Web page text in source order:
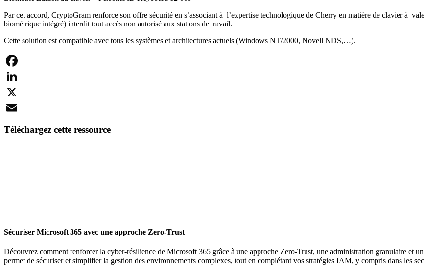
Par cet accord, CryptoGram renforce son offre sécurité en s’associant à l’expertise technologique de Cherry en matière de clavier à
biométrique intégré) interdit tout accès non autorisé aux stations de travail.
Cette solution est compatible avec tous les systèmes et architectures actuels (Windows NT/2000, Novell NDS,…).
Facebook
LinkedIn
X
Téléchargez cette ressource
Sécuriser Microsoft 365 avec une approche Zero-Trust
Découvrez comment renforcer la cyber-résilience de Microsoft 365 grâce à une approche Zero-Trust, une administration granulaire et
permet de sécuriser et simplifier la gestion des environnements complexes, tout en complétant vos stratégies IAM, y compris dans les